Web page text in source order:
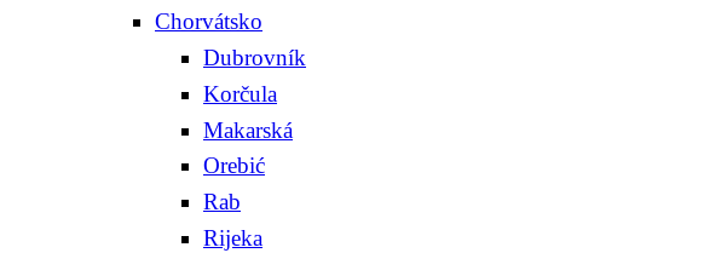
Chorvátsko
Dubrovník
Korčula
Makarská
Orebić
Rab
Rijeka